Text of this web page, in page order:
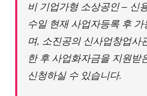
비 기업가형 소상공인 – 신
수일 현재 사업자등록 후 가
며, 소진공의 신사업창업사
한 후 사업화자금을 지원받
신청하실 수 있습니다.